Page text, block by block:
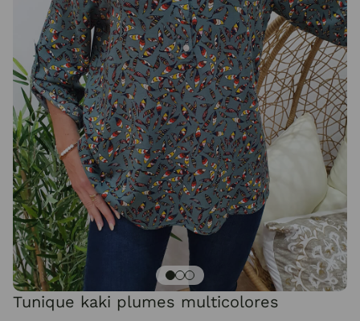
Tunique kaki plumes multicolores